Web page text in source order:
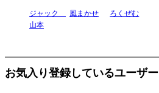
ジャック
山本
風まかせ ろくぜむ
お気入り登録しているユーザー